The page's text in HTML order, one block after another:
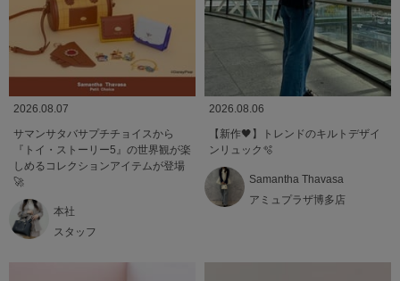
2026.08.07
サマンサタバサプチチョイスから
『トイ・ストーリー5』の世界観が楽
しめるコレクションアイテムが登場
🚀
本社
スタッフ
2026.08.06
【新作🖤】トレンドのキルトデザイ
ンリュック🫧
Samantha Thavasa
アミュプラザ博多店